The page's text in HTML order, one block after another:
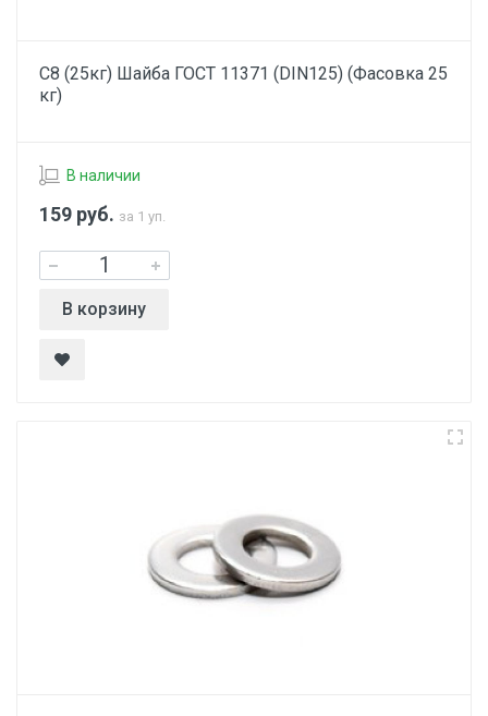
С8 (25кг) Шайба ГОСТ 11371 (DIN125) (Фасовка 25
кг)
В наличии
159 руб. за 1 уп.
В корзину